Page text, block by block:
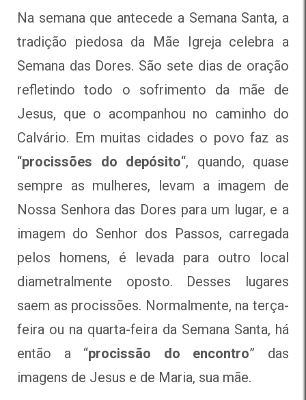
Na semana que antecede a Semana Santa, a
tradição piedosa da Mãe Igreja celebra a
Semana das Dores. São sete dias de oração
refletindo todo o sofrimento da mãe de
Jesus, que o acompanhou no caminho do
Calvário. Em muitas cidades o povo faz as
“procissões do depósito“, quando, quase
sempre as mulheres, levam a imagem de
Nossa Senhora das Dores para um lugar, e a
imagem do Senhor dos Passos, carregada
pelos homens, é levada para outro local
diametralmente oposto. Desses lugares
saem as procissões. Normalmente, na terça-
feira ou na quarta-feira da Semana Santa, há
então a “procissão do encontro” das
imagens de Jesus e de Maria, sua mãe.